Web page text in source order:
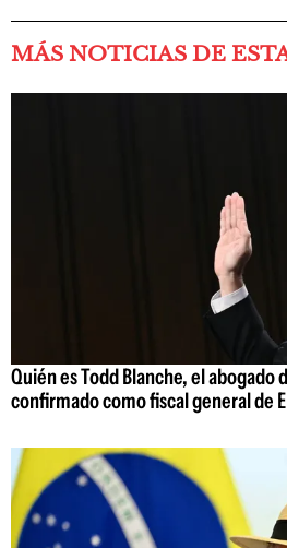
MÁS NOTICIAS DE
Quién es Todd Blanche, el abogado
confirmado como fiscal general de